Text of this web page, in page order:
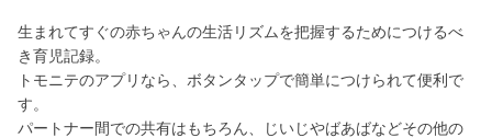
生まれてすぐの赤ちゃんの生活リズムを把握するためにつけるべ
き育児記録。
トモニテのアプリなら、ボタンタップで簡単につけられて便利で
す。
パートナー間での共有はもちろん、じいじやばあばなどその他の